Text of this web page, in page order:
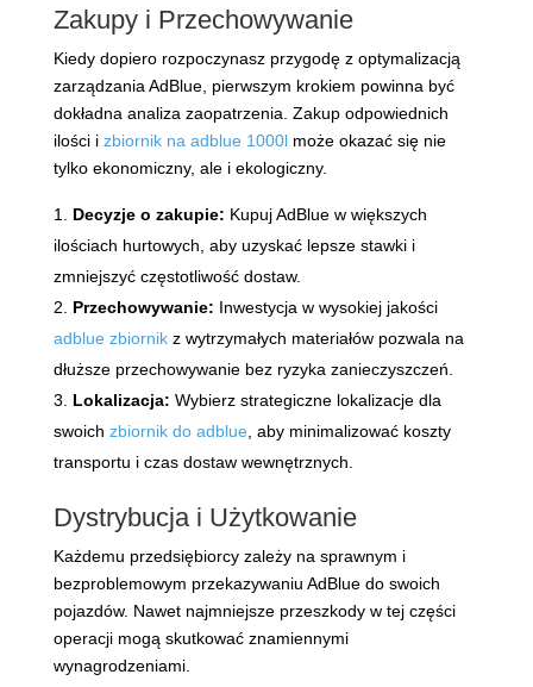
Zakupy i Przechowywanie
Kiedy dopiero rozpoczynasz przygodę z optymalizacją
zarządzania AdBlue, pierwszym krokiem powinna być
dokładna analiza zaopatrzenia. Zakup odpowiednich
ilości i zbiornik na adblue 1000lmoże okazać się nie
tylko ekonomiczny, ale i ekologiczny.
Decyzje o zakupie: Kupuj AdBlue w większych
ilościach hurtowych, aby uzyskać lepsze stawki i
zmniejszyć częstotliwość dostaw.
Przechowywanie: Inwestycja w wysokiej jakości
adblue zbiornikz wytrzymałych materiałów pozwala na
dłuższe przechowywanie bez ryzyka zanieczyszczeń.
Lokalizacja: Wybierz strategiczne lokalizacje dla
swoich zbiornik do adblue, aby minimalizować koszty
transportu i czas dostaw wewnętrznych.
Dystrybucja i Użytkowanie
Każdemu przedsiębiorcy zależy na sprawnym i
bezproblemowym przekazywaniu AdBlue do swoich
pojazdów. Nawet najmniejsze przeszkody w tej części
operacji mogą skutkować znamiennymi
wynagrodzeniami.